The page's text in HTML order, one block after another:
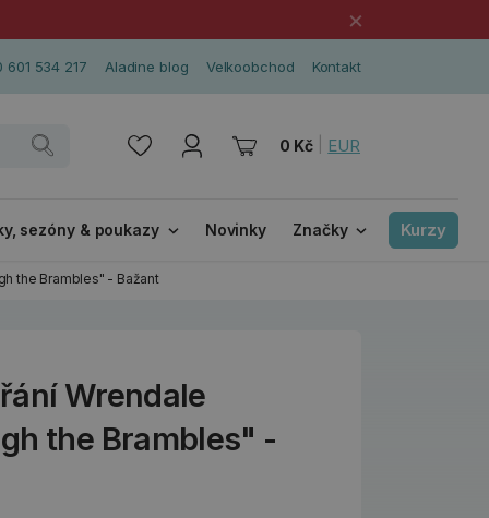
×
601 534 217 Aladine blog Velkoobchod Kontakt
0 Kč EUR
sezóny & poukazy Novinky Značky Kurzy
the Brambles" - Bažant
Wrendale
the Brambles" -